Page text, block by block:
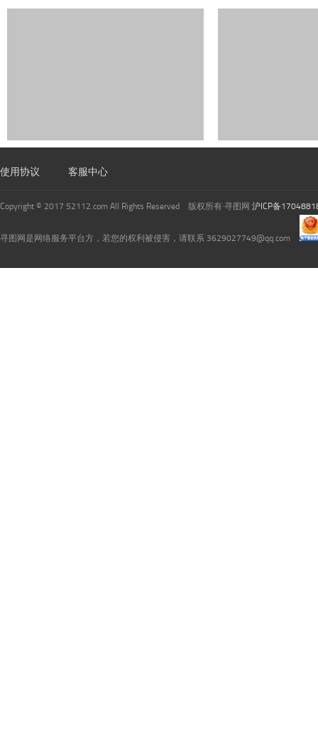
使用协议 客服中心
Copyright © 2017 52112.com All Rights Reserved 版权所有·寻图网 沪ICP备
寻图网是网络服务平台方，若您的权利被侵害，请联系 3629027749@qq.com